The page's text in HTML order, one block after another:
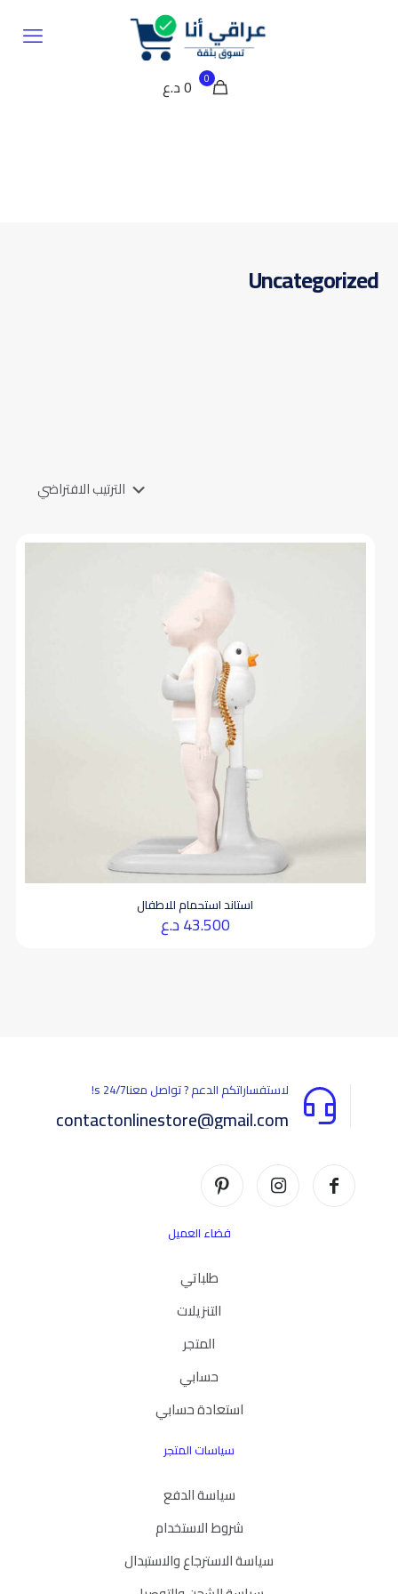
0 0 د.ع
Uncategorized
استاند استحمام للاطفال
43.500د.ع
لاستفساراتكم الدعم ? تواصل معناs 24/7!
contactonlinestore@gmail.com
فضاء العميل
طلباتي
التنزيلات
المتجر
حسابي
استعادة حسابي
سياسات المتجر
سياسة الدفع
شروط الاستخدام
سياسة الاسترجاع والاستبدال